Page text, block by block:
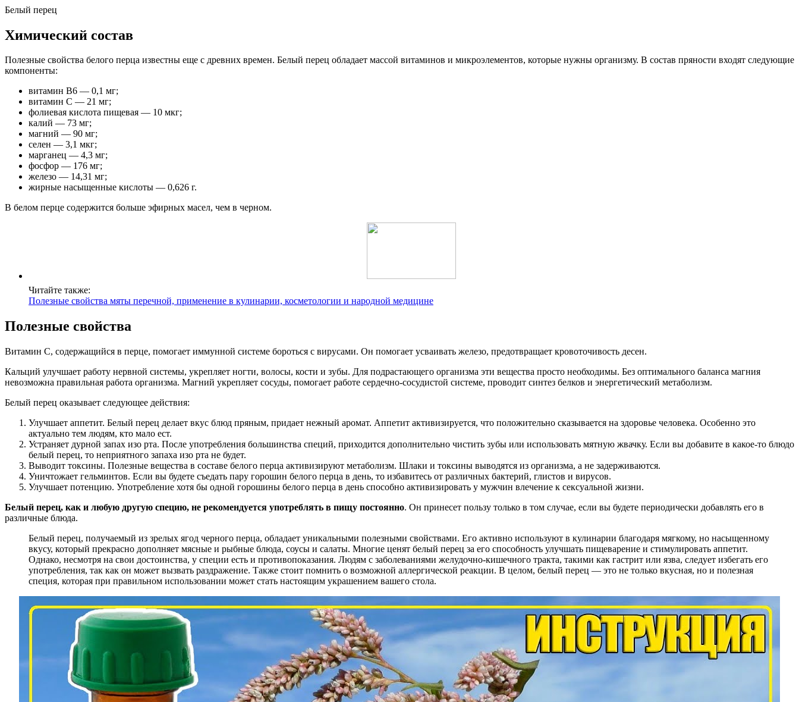
Белый перец
Химический состав
Полезные свойства белого перца известны еще с древних времен. Белый перец обладает массой витаминов и микроэлементов, которые нужны организму. В состав пряности входят следующие
компоненты:
витамин В6 — 0,1 мг;
витамин С — 21 мг;
фолиевая кислота пищевая — 10 мкг;
калий — 73 мг;
магний — 90 мг;
селен — 3,1 мкг;
марганец — 4,3 мг;
фосфор — 176 мг;
железо — 14,31 мг;
жирные насыщенные кислоты — 0,626 г.
В белом перце содержится больше эфирных масел, чем в черном.
Читайте также:
Полезные свойства мяты перечной, применение в кулинарии, косметологии и народной медицине
Полезные свойства
Витамин С, содержащийся в перце, помогает иммунной системе бороться с вирусами. Он помогает усваивать железо, предотвращает кровоточивость десен.
Кальций улучшает работу нервной системы, укрепляет ногти, волосы, кости и зубы. Для подрастающего организма эти вещества просто необходимы. Без оптимального баланса магния
невозможна правильная работа организма. Магний укрепляет сосуды, помогает работе сердечно-сосудистой системе, проводит синтез белков и энергетический метаболизм.
Белый перец оказывает следующее действия:
Улучшает аппетит. Белый перец делает вкус блюд пряным, придает нежный аромат. Аппетит активизируется, что положительно сказывается на здоровье человека. Особенно это
актуально тем людям, кто мало ест.
Устраняет дурной запах изо рта. После употребления большинства специй, приходится дополнительно чистить зубы или использовать мятную жвачку. Если вы добавите в какое-то блюдо
белый перец, то неприятного запаха изо рта не будет.
Выводит токсины. Полезные вещества в составе белого перца активизируют метаболизм. Шлаки и токсины выводятся из организма, а не задерживаются.
Уничтожает гельминтов. Если вы будете съедать пару горошин белого перца в день, то избавитесь от различных бактерий, глистов и вирусов.
Улучшает потенцию. Употребление хотя бы одной горошины белого перца в день способно активизировать у мужчин влечение к сексуальной жизни.
Белый перец, как и любую другую специю, не рекомендуется употреблять в пищу постоянно. Он принесет пользу только в том случае, если вы будете периодически добавлять его в
различные блюда.
Белый перец, получаемый из зрелых ягод черного перца, обладает уникальными полезными свойствами. Его активно используют в кулинарии благодаря мягкому, но насыщенному
вкусу, который прекрасно дополняет мясные и рыбные блюда, соусы и салаты. Многие ценят белый перец за его способность улучшать пищеварение и стимулировать аппетит.
Однако, несмотря на свои достоинства, у специи есть и противопоказания. Людям с заболеваниями желудочно-кишечного тракта, такими как гастрит или язва, следует избегать его
употребления, так как он может вызвать раздражение. Также стоит помнить о возможной аллергической реакции. В целом, белый перец — это не только вкусная, но и полезная
специя, которая при правильном использовании может стать настоящим украшением вашего стола.